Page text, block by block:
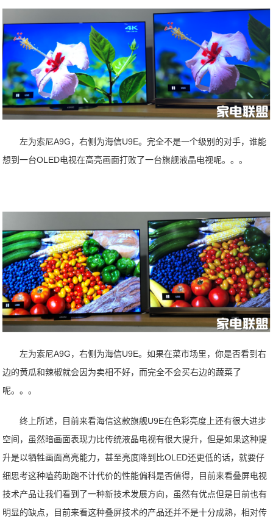
左为索尼A9G，右侧为海信U9E。完全不是一个级别的对手，谁能
想到一台OLED电视在高亮画面打败了一台旗舰液晶电视呢。。。
左为索尼A9G，右侧为海信U9E。如果在菜市场里，你是否看到右
边的黄瓜和辣椒就会因为卖相不好，而完全不会买右边的蔬菜了
呢。。。
终上所述，目前来看海信这款旗舰U9E在色彩亮度上还有很大进步
空间，虽然暗画面表现力比传统液晶电视有很大提升，但是如果这种提
升是以牺牲画面高亮能力，甚至亮度降到比OLED还更低的话，就要仔
细思考这种嗑药助跑不计代价的性能偏科是否值得，目前来看叠屏电视
技术产品让我们看到了一种新技术发展方向，虽然有优点但是目前也有
明显的缺点，目前来看这种叠屏技术的产品还并不是十分成熟，相对传